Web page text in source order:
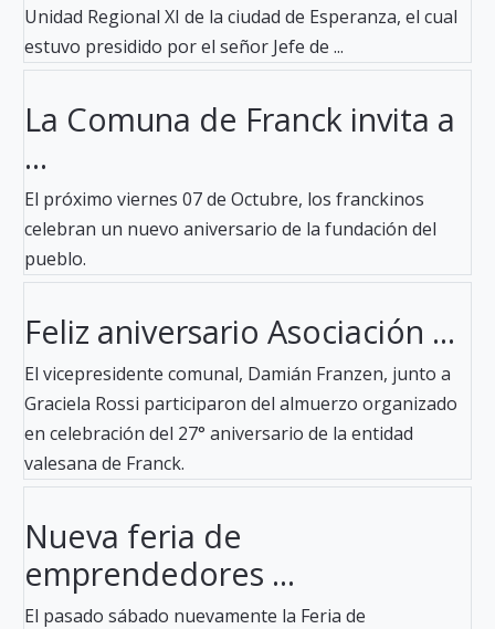
Unidad Regional XI de la ciudad de Esperanza, el cual
estuvo presidido por el señor Jefe de ...
La Comuna de Franck invita a
...
El próximo viernes 07 de Octubre, los franckinos
celebran un nuevo aniversario de la fundación del
pueblo.
Feliz aniversario Asociación ...
El vicepresidente comunal, Damián Franzen, junto a
Graciela Rossi participaron del almuerzo organizado
en celebración del 27° aniversario de la entidad
valesana de Franck.
Nueva feria de
emprendedores ...
El pasado sábado nuevamente la Feria de